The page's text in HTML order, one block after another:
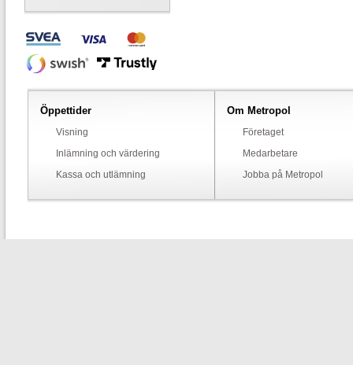
Öppettider
Visning
Inlämning och värdering
Kassa och utlämning
Om Metropol
Företaget
Medarbetare
Jobba på Metropol